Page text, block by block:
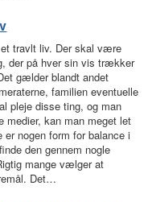
travlt liv. Der skal være
der på hver sin vis trækker
gælder blandt andet
familien eventuelle
pleje disse ting, og man
medier, kan man meget let
nogen form for balance i
den gennem nogle
mange vælger at
Det…